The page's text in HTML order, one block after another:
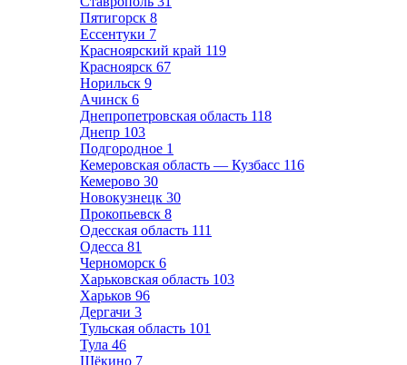
Пятигорск 8
Ессентуки 7
Красноярский край 119
Красноярск 67
Норильск 9
Ачинск 6
Днепропетровская область 118
Днепр 103
Подгородное 1
Кемеровская область — Кузбасс 116
Кемерово 30
Новокузнецк 30
Прокопьевск 8
Одесская область 111
Одесса 81
Черноморск 6
Харьковская область 103
Харьков 96
Дергачи 3
Тульская область 101
Тула 46
Щёкино 7